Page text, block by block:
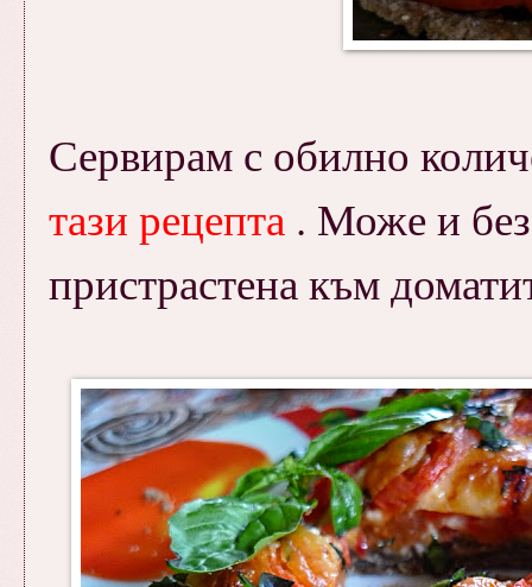
Сервирам с обилно
тази рецепта . Може и
пристрастена към